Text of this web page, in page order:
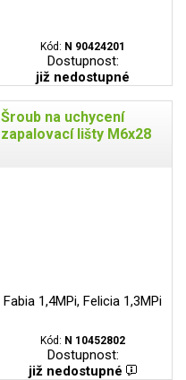
Kód: N 90424201
Dostupnost:
již nedostupné
Šroub na uchycení
zapalovací lišty M6x28
Fabia 1,4MPi, Felicia 1,3MPi
Kód: N 10452802
Dostupnost:
již nedostupné